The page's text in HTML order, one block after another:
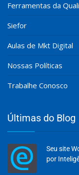
Ferramentas da
Siefor
Aulas de Mkt Digital
Nossas Políticas
Trabalhe Conosco
Últimas do Blog
Seu site
por